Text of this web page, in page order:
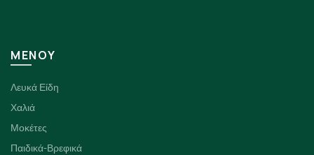
ΜΕΝΟΥ
Λευκά Είδη
Χαλιά
Μοκέτες
Παιδικά-Βρεφικά